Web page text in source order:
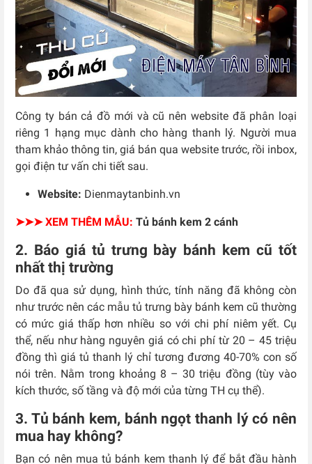
Công ty bán cả đồ mới và cũ nên website đã phân loại
riêng 1 hạng mục dành cho hàng thanh lý. Người mua
tham khảo thông tin, giá bán qua website trước, rồi inbox,
gọi điện tư vấn chi tiết sau.
Website: Dienmaytanbinh.vn
➤➤➤ XEM THÊM MẪU: Tủ bánh kem 2 cánh
2. Báo giá tủ trưng bày bánh kem cũ tốt
nhất thị trường
Do đã qua sử dụng, hình thức, tính năng đã không còn
như trước nên các mẫu tủ trưng bày bánh kem cũ thường
có mức giá thấp hơn nhiều so với chi phí niêm yết. Cụ
thể, nếu như hàng nguyên giá có chi phí từ 20 – 45 triệu
đồng thì giá tủ thanh lý chỉ tương đương 40-70% con số
nói trên. Nằm trong khoảng 8 – 30 triệu đồng (tùy vào
kích thước, số tầng và độ mới của từng TH cụ thể).
3. Tủ bánh kem, bánh ngọt thanh lý có nên
mua hay không?
Bạn có nên mua tủ bánh kem thanh lý để bắt đầu hành